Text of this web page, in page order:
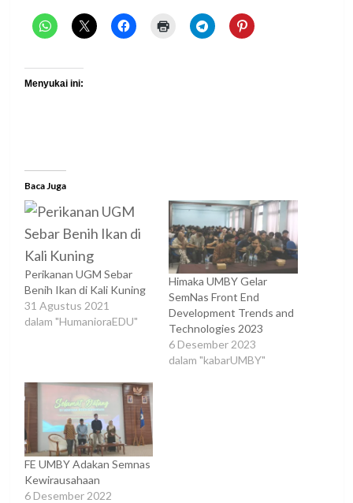
Menyukai ini:
Baca Juga
Perikanan UGM Sebar
Benih Ikan di Kali Kuning
31 Agustus 2021
dalam "HumanioraEDU"
Himaka UMBY Gelar
SemNas Front End
Development Trends and
Technologies 2023
6 Desember 2023
dalam "kabarUMBY"
FE UMBY Adakan Semnas
Kewirausahaan
6 Desember 2022